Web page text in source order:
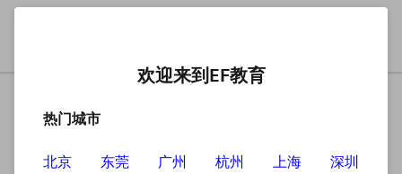
欢迎来到EF教育
热门城市
北京 东莞 广州 杭州 上海
深圳